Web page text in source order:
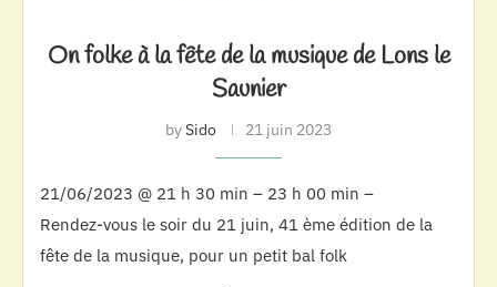
On folke à la fête de la musique de Lons le
Saunier
bySido 21 juin 2023
21/06/2023 @ 21 h 30 min – 23 h 00 min –
Rendez-vous le soir du 21 juin, 41 ème édition de la
fête de la musique, pour un petit bal folk